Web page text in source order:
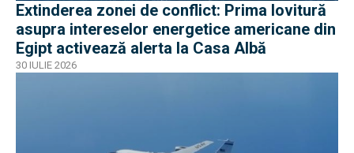
Extinderea zonei de conflict: Prima lovitură
asupra intereselor energetice americane din
Egipt activează alerta la Casa Albă
30 IULIE 2026